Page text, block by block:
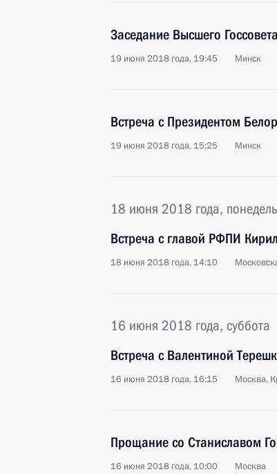
Заседание Высшего
19 июня 2018 года, 19:45 Минск
Встреча с Президентом
19 июня 2018 года, 15:25 Минск
18 июня 2018 года,
Встреча с главой РФПИ
18 июня 2018 года, 14:10
16 июня 2018 года, суббота
Встреча с Валентиной
16 июня 2018 года, 16:15 Москва,
Прощание со Станиславом
16 июня 2018 года, 10:00 Москва